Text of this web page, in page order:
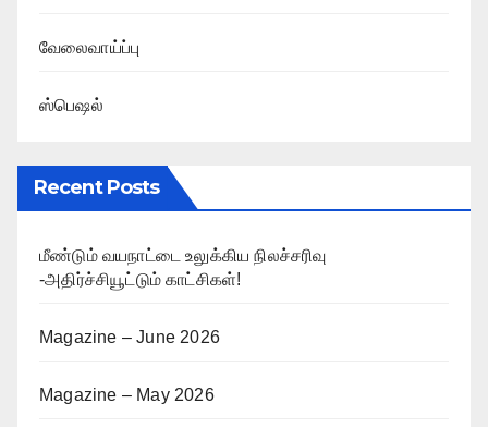
வேலைவாய்ப்பு
ஸ்பெஷல்
Recent Posts
மீண்டும் வயநாட்டை உலுக்கிய நிலச்சரிவு
-அதிர்ச்சியூட்டும் காட்சிகள்!
Magazine – June 2026
Magazine – May 2026